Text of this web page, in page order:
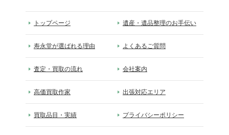
トップページ 遺産・遺品整理のお手伝い
寿永堂が選ばれる理由 よくあるご質問
査定・買取の流れ 会社案内
高価買取作家 出張対応エリア
買取品目・実績 プライバシーポリシー